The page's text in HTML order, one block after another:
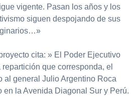
vigente. Pasan los años y los
siguen despojando de sus
cita: » El Poder Ejecutivo
que corresponda, el
al general Julio Argentino Roca
en la Avenida Diagonal Sur y Perú.